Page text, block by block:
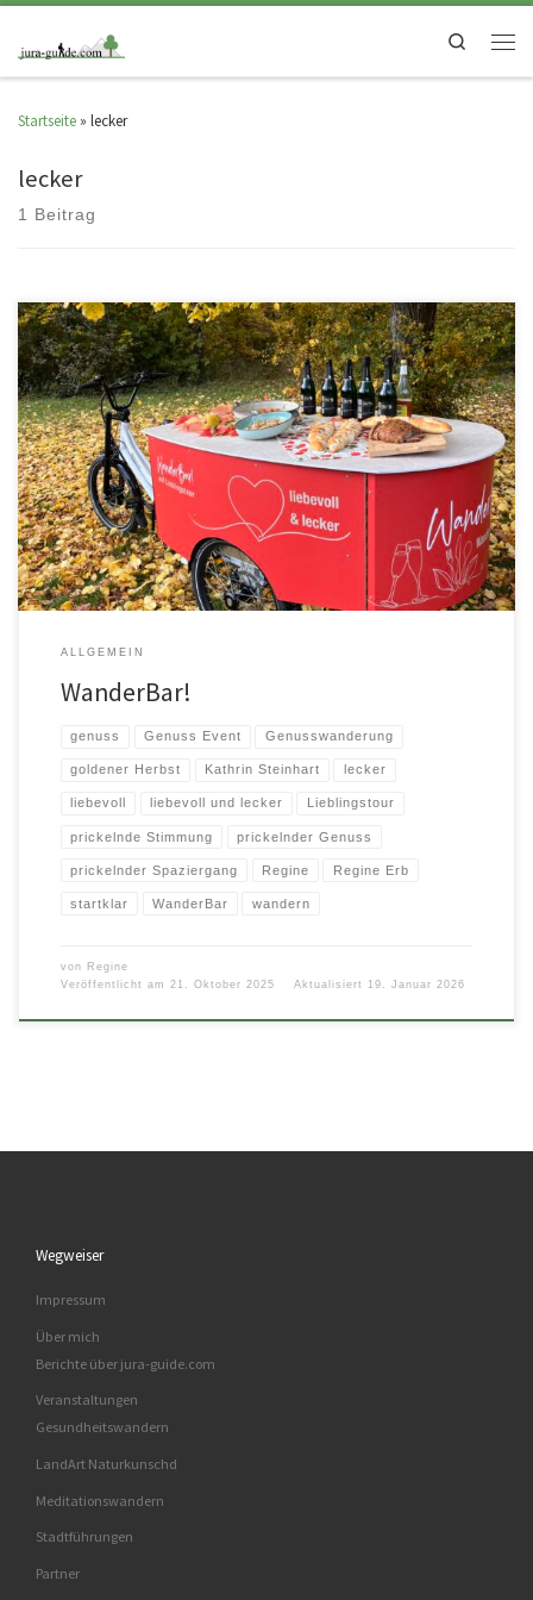
Search
Startseite » lecker
lecker
1 Beitrag
Unsere WanderBar! ist am Start Mit der WanderBar! ist ein neues,
außergewöhnliches Projekt an den Start gegangen, das Bewegung,
Landschaft […]
ALLGEMEIN
WanderBar!
genuss Genuss Event Genusswanderung
goldener Herbst Kathrin Steinhart lecker
liebevoll liebevoll und lecker Lieblingstour
prickelnde Stimmung prickelnder Genuss
prickelnder Spaziergang Regine Regine Erb
startklar WanderBar wandern
von Regine
Veröffentlicht am 21. Oktober 2025 Aktualisiert 19. Januar 2026
Wegweiser
Impressum
Über mich
Berichte über jura-guide.com
Veranstaltungen
Gesundheitswandern
LandArt Naturkunschd
Meditationswandern
Stadtführungen
Partner